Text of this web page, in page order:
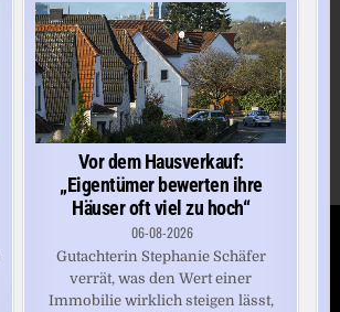
Vor dem Hausverkauf:
„Eigentümer bewerten ihre
Häuser oft viel zu hoch“
06-08-2026
Gutachterin Stephanie Schäfer
verrät, was den Wert einer
Immobilie wirklich steigen lässt,